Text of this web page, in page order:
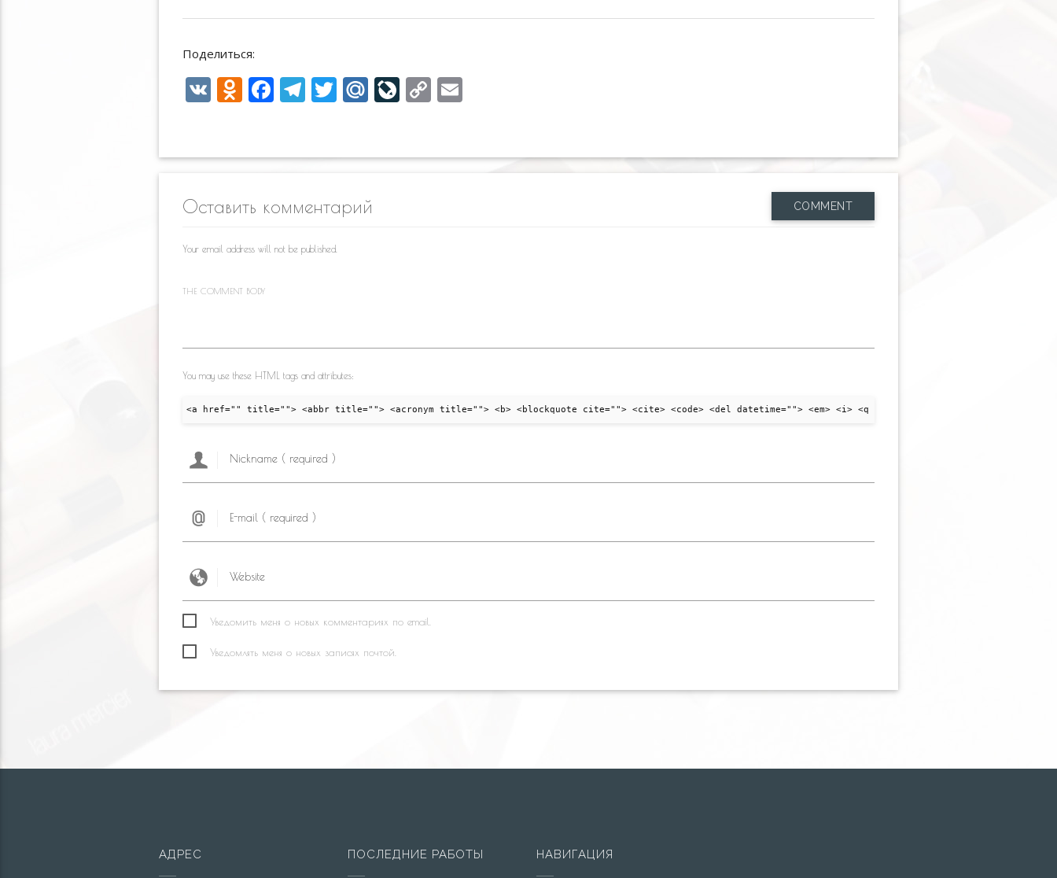
Поделиться:
V O
o
as
s
ki
F
b
o
k
T
gr
m
T
er
M
R
Li
o
C
y
E
l
Оставить комментарий COMMENT
Your email address will not be published.
THE COMMENT BODY
You may use these HTML tags and attributes:
<a href="" title=""> <abbr title=""> <acronym title=""> <b> <blockquote cite=""> <cite> <code> <del datetime=""> <em> <i> <q cite=""> <strike> <strong>
Уведомить меня о новых комментариях по email.
Уведомлять меня о новых записях почтой.
АДРЕС ПОСЛЕДНИЕ РАБОТЫ НАВИГАЦИЯ